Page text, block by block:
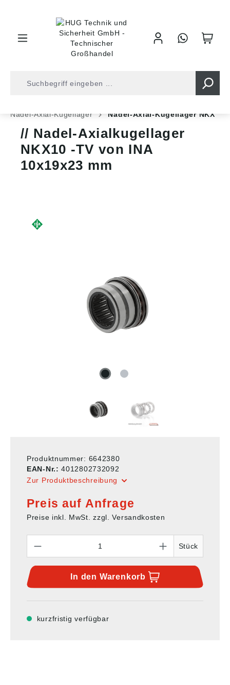
Nadel-Axial-Kugellager
Nadel-Axial-Kugellager NKX
Nadel-Axialkugellager
NKX10 -TV von INA
10x19x23 mm
Produktnummer: 6642380
EAN-Nr.:4012802732092
Zur Produktbeschreibung
Preis auf Anfrage
Preise inkl. MwSt. zzgl. Versandkosten
Stück
In den Warenkorb
kurzfristig verfügbar